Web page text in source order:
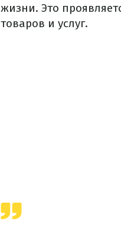
жизни. Это
товаров и услуг.